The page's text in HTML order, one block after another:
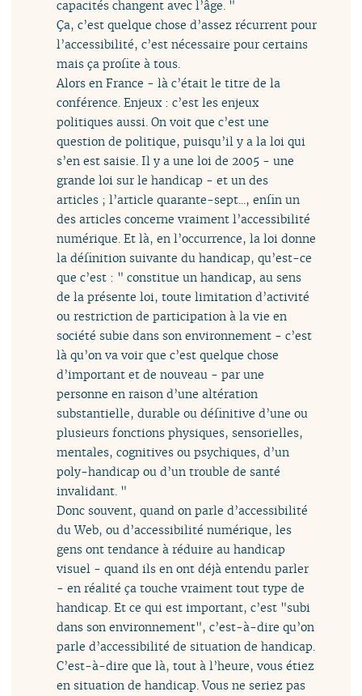
capacités changent avec l’âge. "
Ça, c’est quelque chose d’assez récurrent pour
l’accessibilité, c’est nécessaire pour certains
mais ça profite à tous.
Alors en France - là c’était le titre de la
conférence. Enjeux : c’est les enjeux
politiques aussi. On voit que c’est une
question de politique, puisqu’il y a la loi qui
s’en est saisie. Il y a une loi de 2005 - une
grande loi sur le handicap - et un des
articles ; l’article quarante-sept..., enfin un
des articles concerne vraiment l’accessibilité
numérique. Et là, en l’occurrence, la loi donne
la définition suivante du handicap, qu’est-ce
que c’est : " constitue un handicap, au sens
de la présente loi, toute limitation d’activité
ou restriction de participation à la vie en
société subie dans son environnement - c’est
là qu’on va voir que c’est quelque chose
d’important et de nouveau - par une
personne en raison d’une altération
substantielle, durable ou définitive d’une ou
plusieurs fonctions physiques, sensorielles,
mentales, cognitives ou psychiques, d’un
poly-handicap ou d’un trouble de santé
invalidant. "
Donc souvent, quand on parle d’accessibilité
du Web, ou d’accessibilité numérique, les
gens ont tendance à réduire au handicap
visuel - quand ils en ont déjà entendu parler
- en réalité ça touche vraiment tout type de
handicap. Et ce qui est important, c’est "subi
dans son environnement", c’est-à-dire qu’on
parle d’accessibilité de situation de handicap.
C’est-à-dire que là, tout à l’heure, vous étiez
en situation de handicap. Vous ne seriez pas